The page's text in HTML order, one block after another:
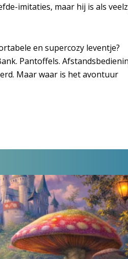
imitaties, maar hij is als
en supercozy leventje?
Pantoffels.
Maar waar is het avontuur